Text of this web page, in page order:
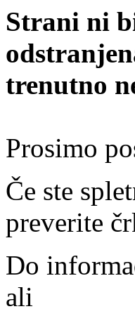
Strani ni
trenutno
Prosimo
Če ste
preverite
Do
ali